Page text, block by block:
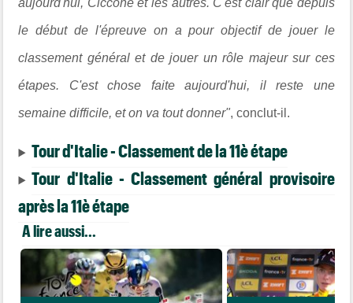
le début de l'épreuve on a pour objectif de jouer le
classement général et de jouer un rôle majeur sur ces
étapes. C'est chose faite aujourd'hui, il reste une
semaine difficile, et on va tout donner", conclut-il.
Tour d'Italie - Classement de la 11è étape
Tour d'Italie - Classement général provisoire
après la 11è étape
A lire aussi...